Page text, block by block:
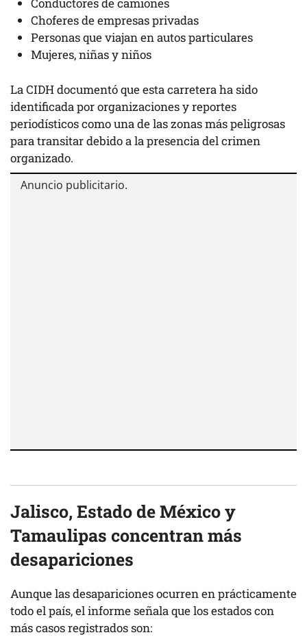
Conductores de camiones
Choferes de empresas privadas
Personas que viajan en autos particulares
Mujeres, niñas y niños
La CIDH documentó que esta carretera ha sido
identificada por organizaciones y reportes
periodísticos como una de las zonas más peligrosas
para transitar debido a la presencia del crimen
organizado.
Jalisco, Estado de México y
Tamaulipas concentran más
desapariciones
Aunque las desapariciones ocurren en prácticamente
todo el país, el informe señala que los estados con
más casos registrados son: